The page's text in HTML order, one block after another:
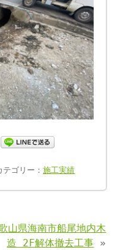
ゴリー：施工実績
山県海南市船尾地内木
造 2F解体撤去工事 »